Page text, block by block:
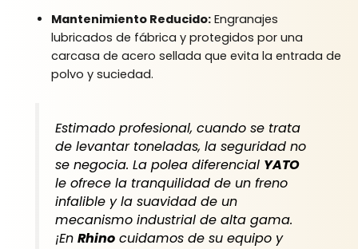
Mantenimiento Reducido:Engranajes
lubricados de fábrica y protegidos por una
carcasa de acero sellada que evita la entrada de
polvo y suciedad.
Estimado profesional, cuando se trata
de levantar toneladas, la seguridad no
se negocia. La polea diferencial YATO
le ofrece la tranquilidad de un freno
infalible y la suavidad de un
mecanismo industrial de alta gama.
¡EnRhino cuidamos de su equipo y